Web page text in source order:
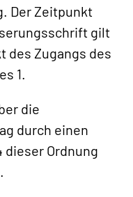
Der Zeitpunkt
gilt
des Zugangs des
1.
die
durch einen
dieser Ordnung